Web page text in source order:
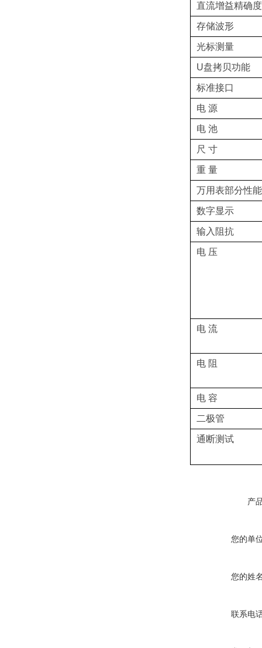
直流增益精确度
存储波形
光标测量
U盘拷贝功能
标准接口
电 源
电 池
尺 寸
重 量
万用表部分性
数字显示
输入阻抗
电 压
电 流
电 阻
电 容
二极管
通断测试
产
您的单
您的姓
联系电